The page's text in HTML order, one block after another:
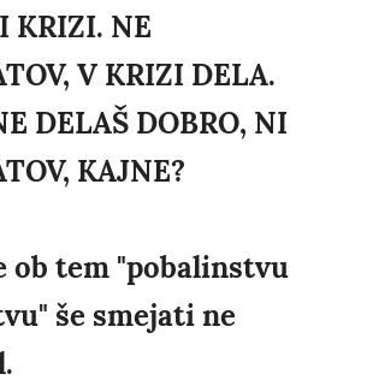
KRIZI. NE
V KRIZI DELA.
DELAŠ DOBRO, NI
KAJNE?
ob tem "pobalinstvu
še smejati ne